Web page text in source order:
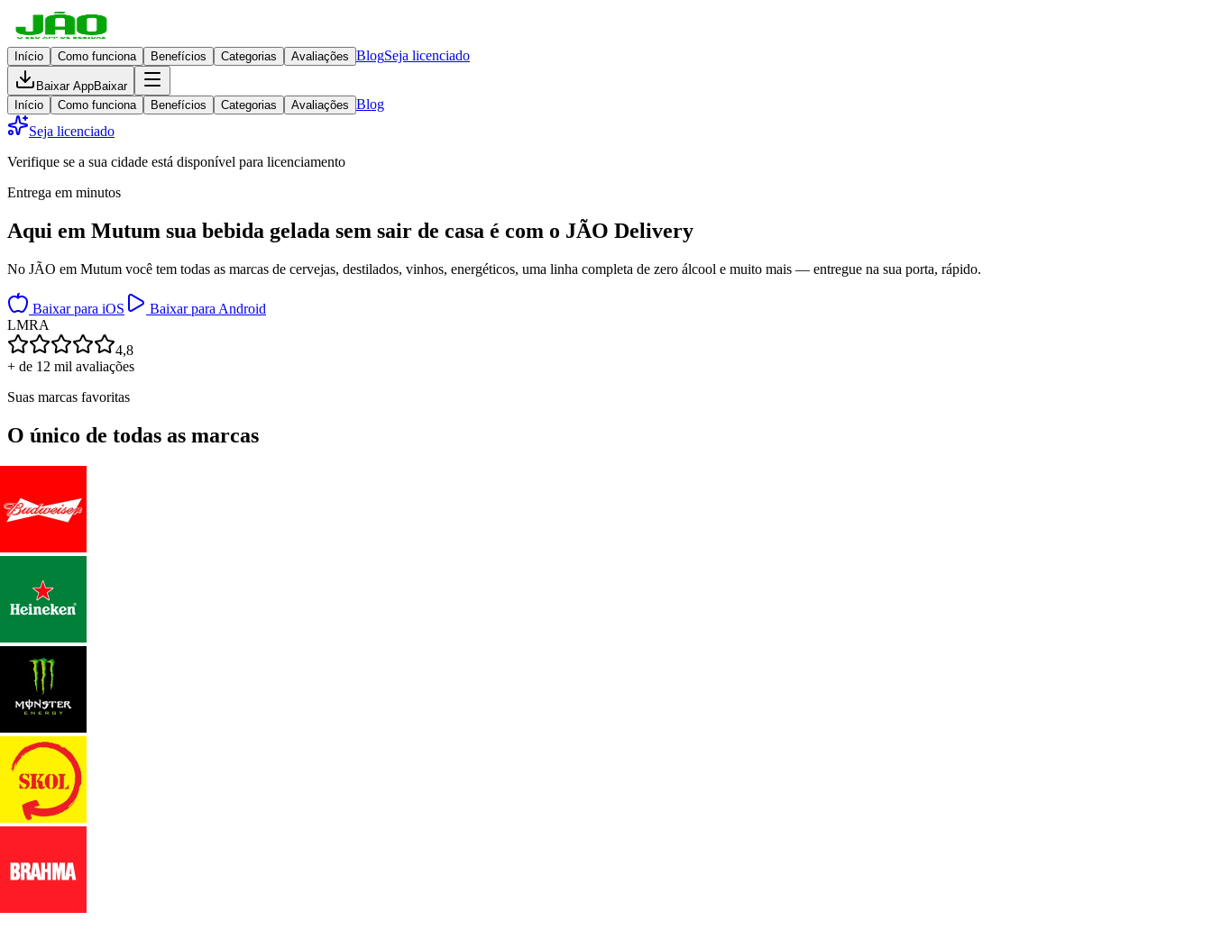
Início Como funciona Benefícios Categorias Avaliações BlogSeja licenciado
Baixar AppBaixar
Início
Como funciona Benefícios Categorias Avaliações Blog
Seja licenciado
Verifique se a sua cidade está disponível para licenciamento
Entrega em minutos
Aqui em Mutum sua bebida gelada sem sair de casa é com o JÃO Delivery
No JÃO em Mutum você tem todas as marcas de cervejas, destilados, vinhos, energéticos, uma linha completa de zero álcool e muito mais — entregue na sua porta, rápido.
Baixar para iOS
Baixar para Android
LMRA
4,8
+ de 12 mil avaliações
Suas marcas favoritas
O único de todas as marcas